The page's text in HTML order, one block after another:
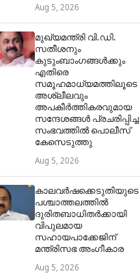
Aug 5, 2026
മുഖ്യമന്ത്രി വി.ഡി.
സതീശനും
കുടുംബാംഗങ്ങൾക്കും
എതിരെ
സമൂഹമാധ്യമത്തിലൂടെ
അശ്ലീലവും
അപകീർത്തികരവുമായ
സന്ദേശങ്ങൾ പ്രചരിപ്പിച്ച
സംഭവത്തിൽ പൊലീസ്
കേസെടുത്തു
Aug 5, 2026
കാലവർഷക്കെടുതിയുടെ
പശ്ചാത്തലത്തിൽ
ദുരിതബാധിതർക്കായി
വിപുലമായ
സഹായപാക്കേജിന്
മന്ത്രിസഭ അംഗീകാര
Aug 5, 2026